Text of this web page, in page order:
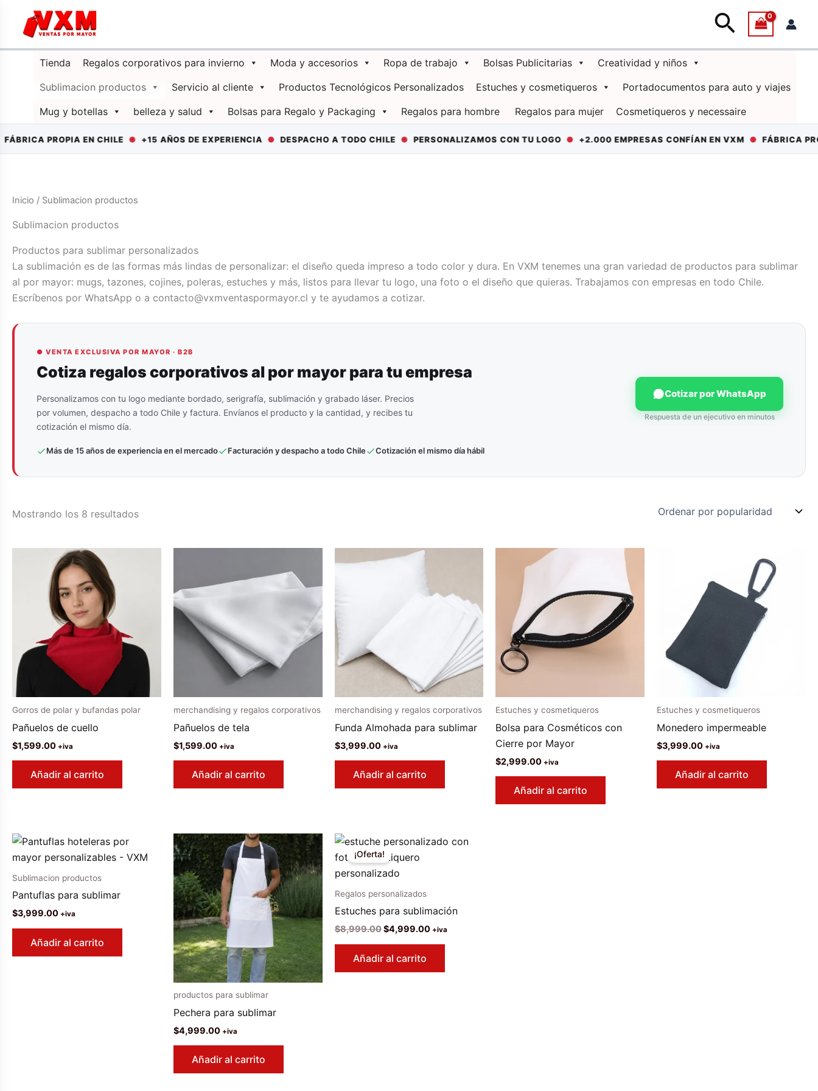
contenido
Buscar
Tienda Regalos corporativos para invierno Moda y accesorios Ropa de trabajo Bolsas Publicitarias
Creatividad y niños
Sublimacion productos
Servicio al cliente Productos Tecnológicos Personalizados Estuches y cosmetiqueros
Portadocumentos para auto y viajes
Mug y botellas
belleza y salud Bolsas para Regalo y Packaging Regalos para hombre Regalos para mujer Cosmetiqueros y necessaire
PROPIA EN CHILE●+15 AÑOS DE EXPERIENCIA●DESPACHO A TODO CHILE●PERSONALIZAMOS CON TU LOGO●+2.000 EMPRESAS CONFÍAN EN VXM●FÁBRICA
Inicio / Sublimacion productos
Sublimacion productos
Productos para sublimar personalizados
La sublimación es de las formas más lindas de personalizar: el diseño queda impreso a todo color y dura. En VXM tenemes una gran variedad de productos para sublimar
al por mayor: mugs, tazones, cojines, poleras, estuches y más, listos para llevar tu logo, una foto o el diseño que quieras. Trabajamos con empresas en todo Chile.
Escríbenos por WhatsApp o a contacto@vxmventaspormayor.cl y te ayudamos a cotizar.
● VENTA EXCLUSIVA POR MAYOR · B2B
Cotiza regalos corporativos al por mayor para tu empresa
Personalizamos con tu logo mediante bordado, serigrafía, sublimación y grabado láser. Precios
por volumen, despacho a todo Chile y factura. Envíanos el producto y la cantidad, y recibes tu
cotización el mismo día.
Más de 15 años de experiencia en el mercado Facturación y despacho a todo Chile Cotización el mismo día hábil
Cotizar por WhatsApp
Respuesta de un ejecutivo en minutos
Mostrando los 8 resultadosOrdenado
Gorros de polar y bufandas polar
Pañuelos de cuello
$1,599.00 +iva
Añadir al carrito
merchandising y regalos corporativos
Pañuelos de tela
$1,599.00 +iva
Añadir al carrito
merchandising y regalos corporativos
Funda Almohada para sublimar
$3,999.00 +iva
Añadir al carrito
Estuches y cosmetiqueros
Bolsa para Cosméticos con
Cierre por Mayor
$2,999.00 +iva
Añadir al carrito
Estuches y cosmetiqueros
Monedero impermeable
$3,999.00 +iva
Añadir al carrito
Sublimacion productos
Pantuflas para sublimar
$3,999.00 +iva
Añadir al carrito
productos para sublimar
Pechera para sublimar
$4,999.00 +iva
Añadir al carrito
¡Oferta!
Regalos personalizados
Estuches para sublimación
$8,999.00 El
era:
$8,999.00.
$4,999.00El
$4,999.00.
+iva
Añadir al carrito